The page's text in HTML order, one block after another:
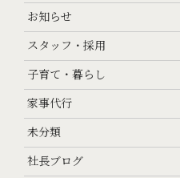
お知らせ
スタッフ・採用
子育て・暮らし
家事代行
未分類
社長ブログ